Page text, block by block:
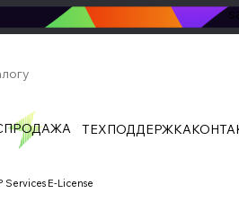
ТЕХПОДДЕРЖКА
Services E-License